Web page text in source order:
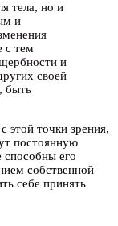
тела, но и
и
с тем
и
своей
быть
этой точки зрения,
постоянную
способны его
собственной
себе принять